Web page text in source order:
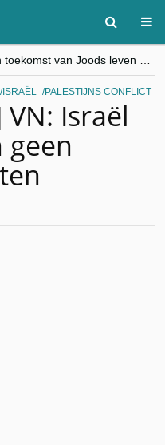
“Besnijdenisdebat toont hoe moeilijk seculiere Westen minderheden begrijpt”, Jinnih Beels (Vooruit)
CITYTRIP | ROEMENIË – Boekarest: de verrassing van Oost-Europa
ISRAËL PALESTIJNS CONFLICT
Israël